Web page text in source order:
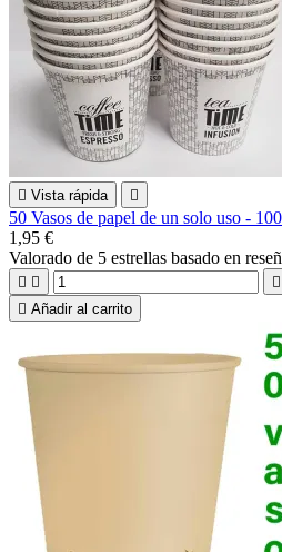
 Vista rápida 
50 Vasos de papel de un solo uso -
1,95 €
Valorado de 5 estrellas basado en
  
 Añadir al carrito